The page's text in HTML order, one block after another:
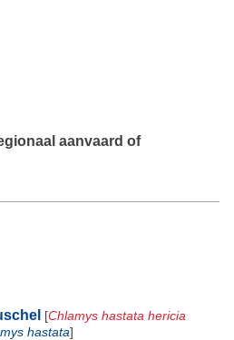
[Chlamys hastata hericia
hastata]